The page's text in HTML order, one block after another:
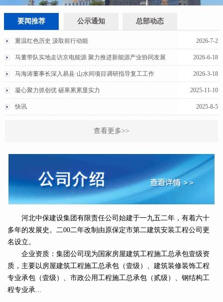
要闻推荐 公示通知 总部动态
重温红色历史 汲取前行动能 2026-7-2
马董带队实地走访京电能源 聚力推进新能源产业协同发展 2026-6-18
马海涛董事长深入易县·山水间项目调研指导复工工作 2026-3-18
凝心聚力抓创优 硕果累累显实力 2025-11-10
快讯 2025-8-5
查看更多>>
河北中保建设集团有限责任公司始建于一九五二年，有着六十
多年的发展史。二00二年改制由原保定市第二建筑安装工程公司更
名设立。
企业资质：集团公司现为国家房屋建筑工程施工总承包壹级资
质，主要以房屋建筑工程施工总承包（壹级）、建筑装修装饰工程
专业承包（壹级）、市政公用工程施工总承包（贰级）、钢结构工
程专业承...